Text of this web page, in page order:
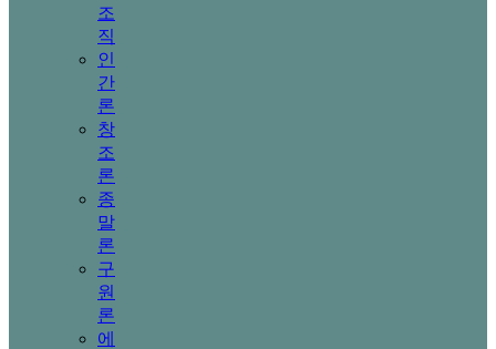
조
직
인
간
론
창
조
론
종
말
론
구
원
론
에